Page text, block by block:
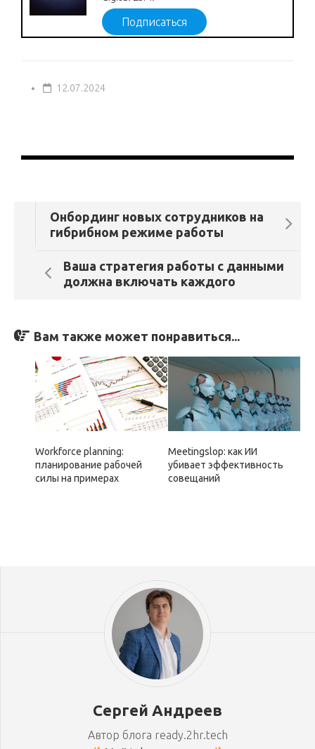
Подписаться
12.07.2024
Онбординг новых сотрудников на
гибрибном режиме работы
Ваша стратегия работы с данными
должна включать каждого
Вам также может понравиться...
Workforce planning:
планирование рабочей
силы на примерах
Meetingslop: как ИИ
убивает эффективность
совещаний
Сергей Андреев
Автор блога ready.2hr.tech